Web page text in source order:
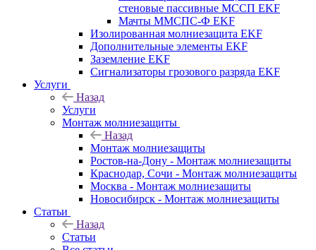
стеновые пассивные МССП EKF
Мачты ММСПС-Ф EKF
Изолированная молниезащита EKF
Дополнительные элементы EKF
Заземление EKF
Сигнализаторы грозового разряда EKF
Услуги
Назад
Услуги
Монтаж молниезащиты
Назад
Монтаж молниезащиты
Ростов-на-Дону - Монтаж молниезащиты
Краснодар, Сочи - Монтаж молниезащиты
Москва - Монтаж молниезащиты
Новосибирск - Монтаж молниезащиты
Статьи
Назад
Статьи